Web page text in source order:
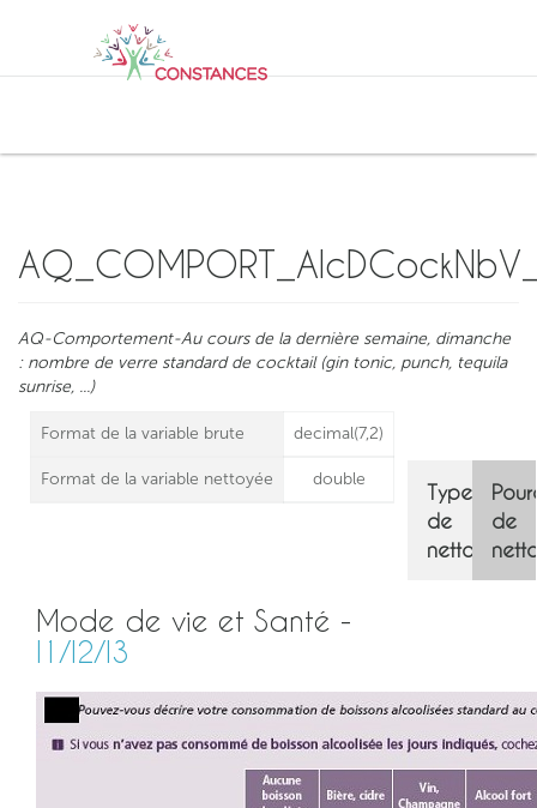
AQUEDUC
AQ-Comportement-Au cours de la dernière semaine, dimanche
: nombre de verre standard de cocktail (gin tonic, punch, tequila
sunrise, ...)
Format de la variable brute decimal(7,2)
Format de la variable nettoyée double
Type
de
de
Mode de vie et Santé -
I1/I2/I3